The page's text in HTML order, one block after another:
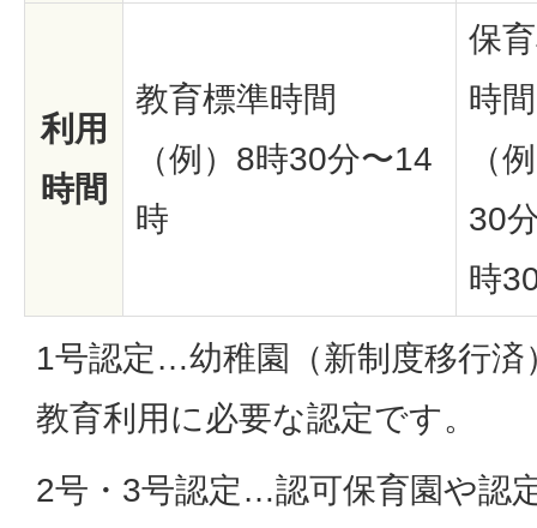
利用
時間
教育標準時間
（例）8時30分〜14
時
保
時間
（
30
時
1号認定…幼稚園（新制度移行
教育利用に必要な認定です。
2号・3号認定…認可保育園や認